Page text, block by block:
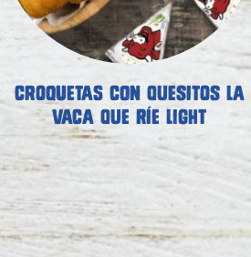
CROQUETAS CON QUESITOS LA
VACA QUE RÍE LIGHT